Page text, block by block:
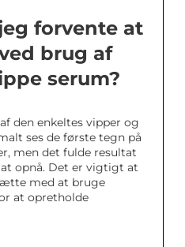
forvente at
brug af
serum?
den enkeltes vipper og
ses de første tegn på
men det fulde resultat
opnå. Det er vigtigt at
med at bruge
at opretholde